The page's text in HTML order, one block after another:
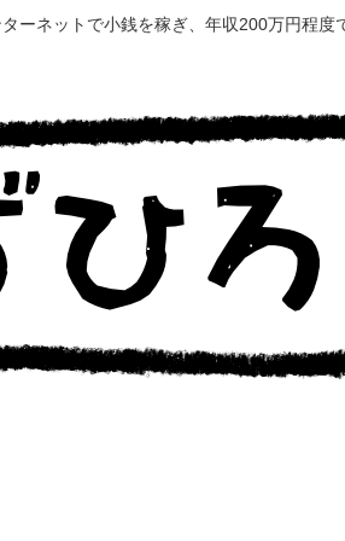
ーネットで小銭を稼ぎ、年収200万円程度